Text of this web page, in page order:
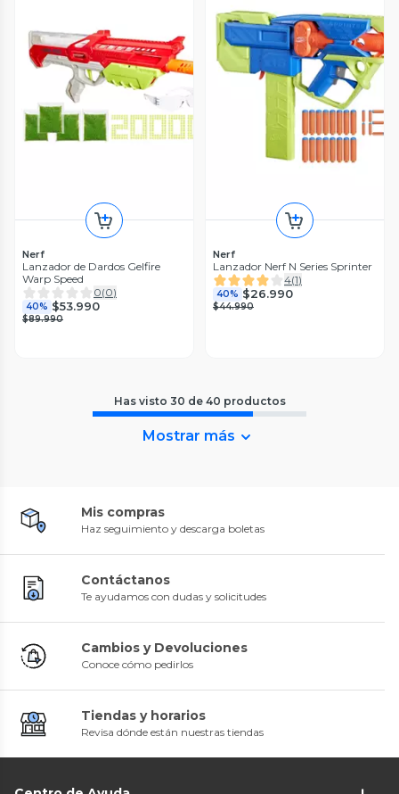
Nerf
Lanzador de Dardos Gelfire
Warp Speed
0(0)
40% $53.990
$89.990
Nerf
Lanzador Nerf N Series Sprinter
4(1)
40% $26.990
$44.990
Has visto 30 de 40 productos
Mostrar más
Mis compras
Haz seguimiento y descarga boletas
Contáctanos
Te ayudamos con dudas y solicitudes
Cambios y Devoluciones
Conoce cómo pedirlos
Tiendas y horarios
Revisa dónde están nuestras tiendas